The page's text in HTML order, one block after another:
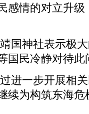
感情的对立升
国神社表示极
国民冷静对待
进一步开展相
续为构筑东海